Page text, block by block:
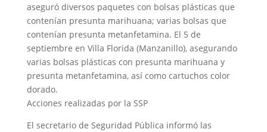
aseguró diversos paquetes con bolsas plásticas que
contenían presunta marihuana; varias bolsas que
contenían presunta metanfetamina. El 5 de
septiembre en Villa Florida (Manzanillo), asegurando
varias bolsas plásticas con presunta marihuana y
presunta metanfetamina, así como cartuchos color
dorado.
Acciones realizadas por la SSP
El secretario de Seguridad Pública informó las